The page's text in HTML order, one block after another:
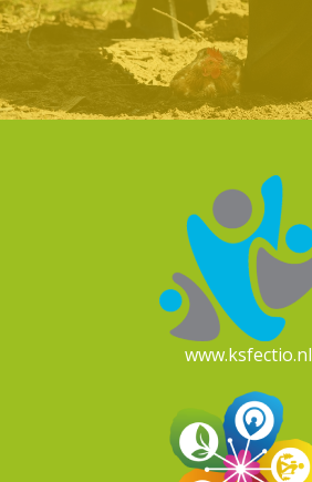
www.ksfectio.nl